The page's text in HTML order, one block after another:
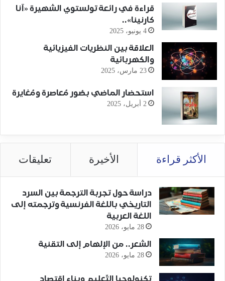
قراءة في رائعة تولستوي الشهيرة «آنا
كارنينا»..
4 يونيو، 2025
العلاقة بين النظريات الفيزيائية
والكهربائية
23 مارس، 2025
استحضار الماضي بصُور مُعاصرة ومُغايرة
2 أبريل، 2025
الأكثر قراءة الأخيرة تعليقات
دراسة حول تجربة الترجمة بين السرد
التاريخي باللغة الفرنسية وترجمته إلى
اللغة العربية
28 مايو، 2026
الشعر.. من الإلهام إلى التقنية
28 مايو، 2026
تكنولوجيا التّعليم وبناء اقتصاد